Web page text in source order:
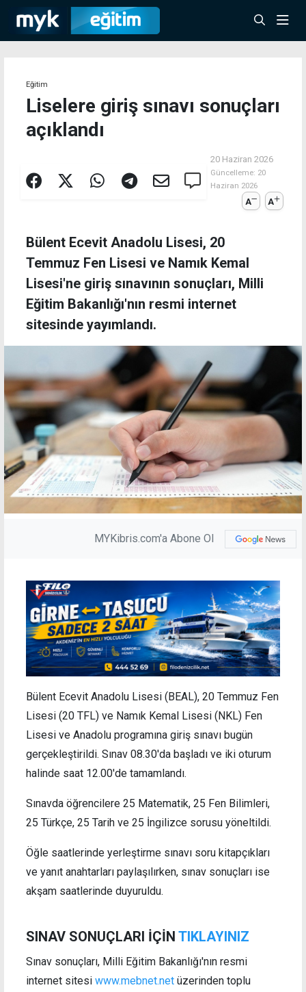
Eğitim
Liselere giriş sınavı sonuçları
açıklandı
20 Haziran 2026
Güncelleme: 20
Haziran 2026
A A
Bülent Ecevit Anadolu Lisesi, 20
Temmuz Fen Lisesi ve Namık Kemal
Lisesi'ne giriş sınavının sonuçları, Milli
Eğitim Bakanlığı'nın resmi internet
sitesinde yayımlandı.
MYKibris.com'a Abone Ol
Bülent Ecevit Anadolu Lisesi (BEAL), 20 Temmuz Fen
Lisesi (20 TFL) ve Namık Kemal Lisesi (NKL) Fen
Lisesi ve Anadolu programına giriş sınavı bugün
gerçekleştirildi. Sınav 08.30'da başladı ve iki oturum
halinde saat 12.00'de tamamlandı.
Sınavda öğrencilere 25 Matematik, 25 Fen Bilimleri,
25 Türkçe, 25 Tarih ve 25 İngilizce sorusu yöneltildi.
Öğle saatlerinde yerleştirme sınavı soru kitapçıkları
ve yanıt anahtarları paylaşılırken, sınav sonuçları ise
akşam saatlerinde duyuruldu.
SINAV SONUÇLARI İÇİN TIKLAYINIZ
Sınav sonuçları, Milli Eğitim Bakanlığı'nın resmi
internet sitesi www.mebnet.net üzerinden toplu